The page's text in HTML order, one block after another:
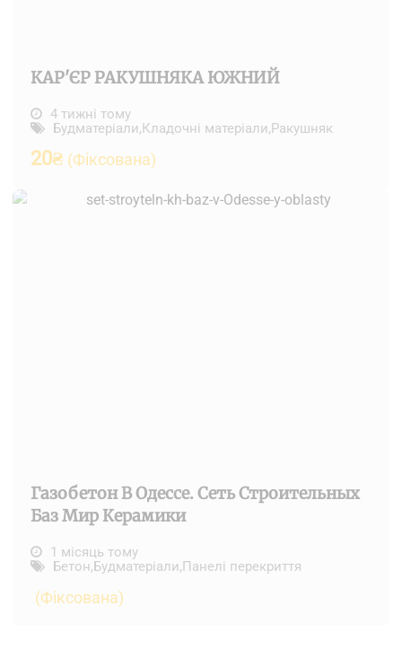
КАР'ЄР РАКУШНЯКА ЮЖНИЙ
4 тижні тому
Будматеріали,Кладочні матеріали,Ракушняк
20₴ (Фіксована)
Газобетон В Одессе. Сеть Строительных
Баз Мир Керамики
1 місяць тому
Бетон,Будматеріали,Панелі перекриття
(Фіксована)